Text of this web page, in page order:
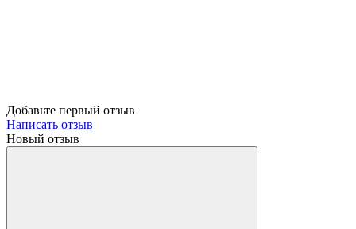
Добавьте первый отзыв
Написать отзыв
Новый отзыв